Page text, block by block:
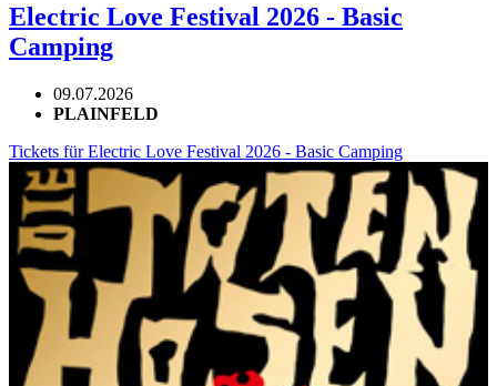
Electric Love Festival 2026 - Basic
Camping
09.07.2026
PLAINFELD
Tickets für Electric Love Festival 2026 - Basic Camping